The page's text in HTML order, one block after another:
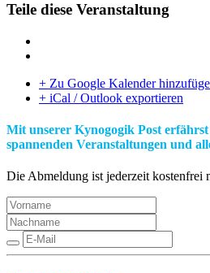
Teile diese Veranstaltung
+ Zu Google Kalender
+ iCal / Outlook exportieren
Mit unserer Kynogogik Post
spannenden Veranstaltungen und
Die Abmeldung ist jederzeit kostenfrei